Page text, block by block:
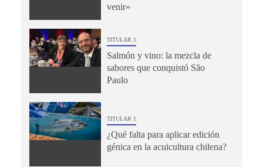
venir»
TITULAR 1
Salmón y vino: la mezcla de
sabores que conquistó São
Paulo
TITULAR 1
¿Qué falta para aplicar edición
génica en la acuicultura chilena?